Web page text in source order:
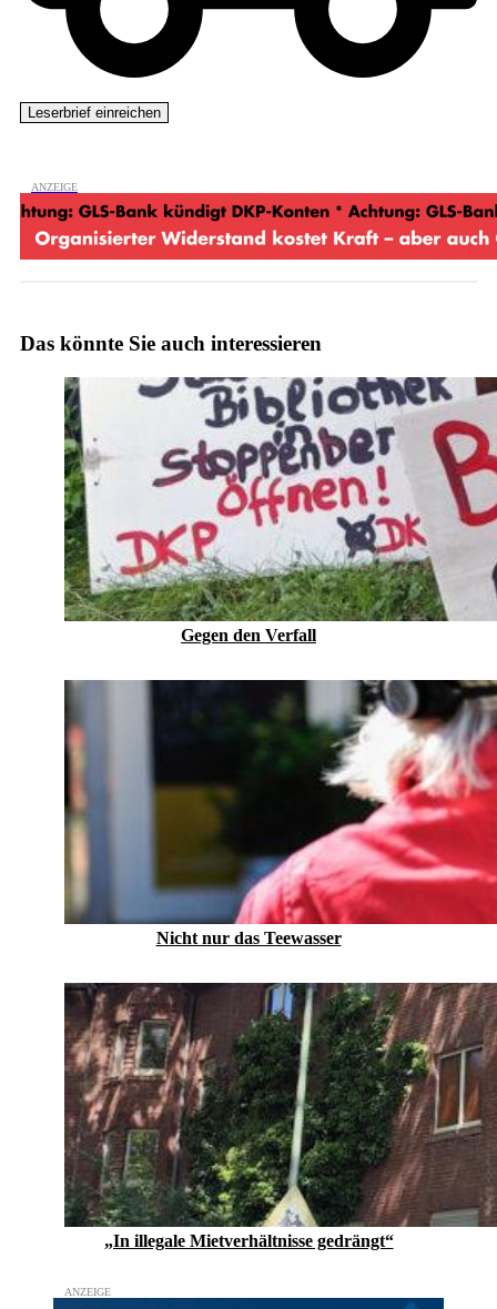
Das könnte Sie auch interessieren
Gegen den Verfall
Nicht nur das Teewasser
„In illegale Mietverhältnisse gedrängt“